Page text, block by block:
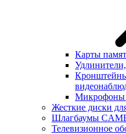
Карты
Микрофоны
Жесткие диски
Шлагбаумы
Телевизионное